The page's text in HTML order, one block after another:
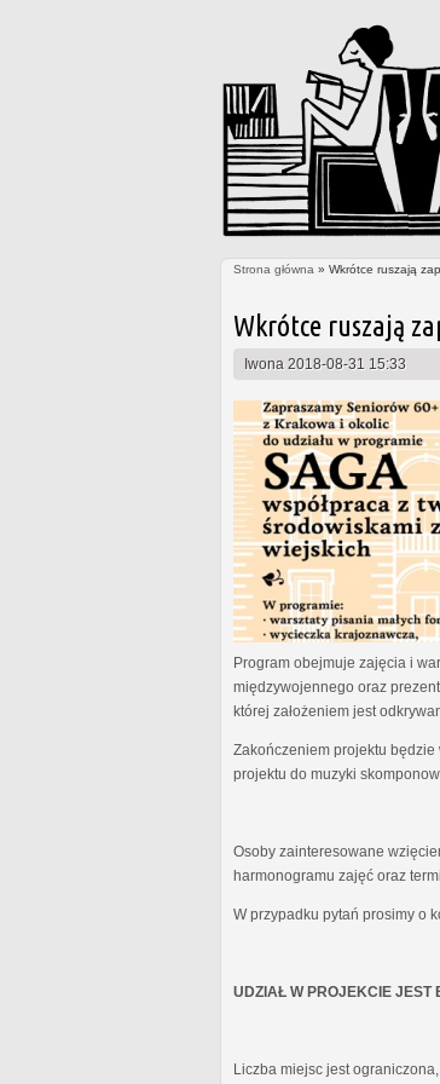
Strona główna » Wkrótce ruszają
Wkrótce ruszają
Iwona 2018-08-31 15:33
Program obejmuje zajęcia i
międzywojennego oraz
której założeniem jest
Zakończeniem projektu
projektu do muzyki
Osoby zainteresowane
harmonogramu zajęć oraz
W przypadku pytań prosimy o
UDZIAŁ W PROJEKCIE JEST
Liczba miejsc jest